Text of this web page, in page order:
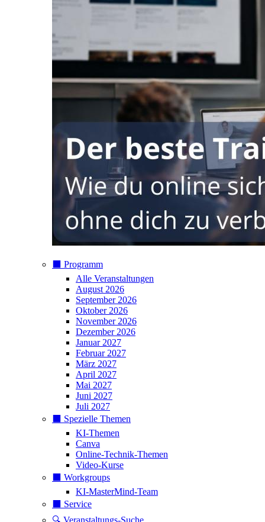
⬛️ Programm
Alle Veranstaltungen
August 2026
September 2026
Oktober 2026
November 2026
Dezember 2026
Januar 2027
Februar 2027
März 2027
April 2027
Mai 2027
Juni 2027
Juli 2027
⬛️ Spezielle Themen
KI-Themen
Canva
Online-Technik-Themen
Video-Kurse
⬛️ Workgroups
KI-MasterMind-Team
⬛️ Service
🔍 Veranstaltungs-Suche